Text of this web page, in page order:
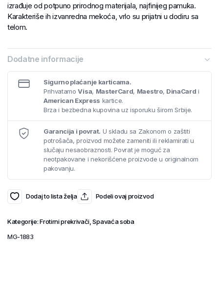
izrađuje od potpuno prirodnog materijala, najfinijeg pamuka.
Karakteriše ih izvanredna mekoća, vrlo su prijatni u dodiru sa
telom.
Dodatne informacije
Sigurno plaćanje karticama.
PrihvatamoVisa, MasterCard, Maestro, DinaCard i
American Express kartice.
Brza i bezbedna kupovina uz isporuku širom Srbije.
Garancija i povrat. U skladu sa Zakonom o zaštiti
potrošača, proizvod možete zameniti ili reklamirati u
slučaju nesaobraznosti. Povrat je moguć za
neotpakovane i nekorišćene proizvode u originalnom
pakovanju.
Dodaj to lista želja Podeli ovaj proizvod
Kategorije:Frotirni prekrivači ,Spavaća soba
MG-1883